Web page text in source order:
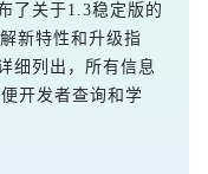
了关于1.3稳定版的
新特性和升级指
细列出，所有信息
开发者查询和学